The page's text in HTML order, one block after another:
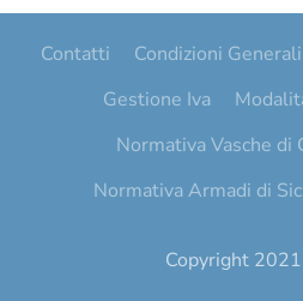
Contatti Condizioni Generali
Gestione Iva
Normativa Vasche di
Normativa Armadi di
Copyright